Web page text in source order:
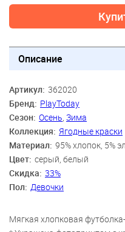
Описание
Артикул: 362020
Бренд: PlayToday
Сезон: Осень Зима
Коллекция: Ягодные краски
Материал: 95% хлопок, 5%
Цвет: серый, белый
Скидка: 33%
Пол: Девочки
Мягкая хлопковая